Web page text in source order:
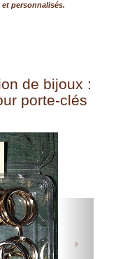
personnalisés.
de bijoux :
porte-clés